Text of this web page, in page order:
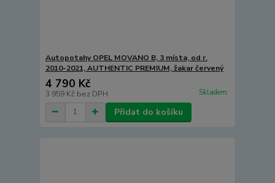
Autopotahy OPEL MOVANO B, 3 místa, od r.
2010-2021, AUTHENTIC PREMIUM, žakar červený
4 790 Kč
3 959 Kč bez DPH Skladem
Přidat do košíku